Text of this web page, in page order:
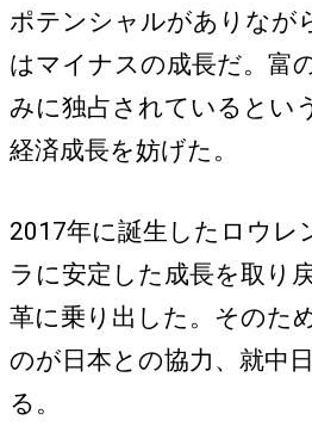
ポテンシャルがありなが
はマイナスの成長だ。富
みに独占されているとい
経済成長を妨げた。
2017年に誕生したロウレ
ラに安定した成長を取り
革に乗り出した。そのた
のが日本との協力、就中
る。